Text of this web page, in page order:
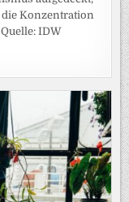
Konzentration
IDW